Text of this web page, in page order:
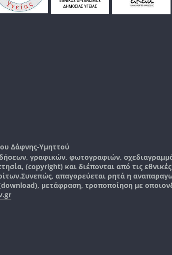
Δάφνης-Υμηττού
γραφικών, φωτογραφιών,
(copyright) και διέπονται από τις
Συνεπώς, απαγορεύεται ρητά η
μετάφραση, τροποποίηση με